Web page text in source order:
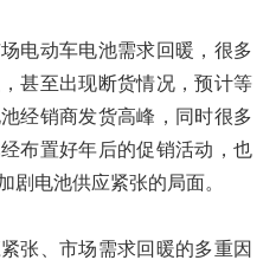
动车电池需求回暖，很多
甚至出现断货情况，预计等
经销商发货高峰，同时很多
布置好年后的促销活动，也
剧电池供应紧张的局面。
、市场需求回暖的多重因